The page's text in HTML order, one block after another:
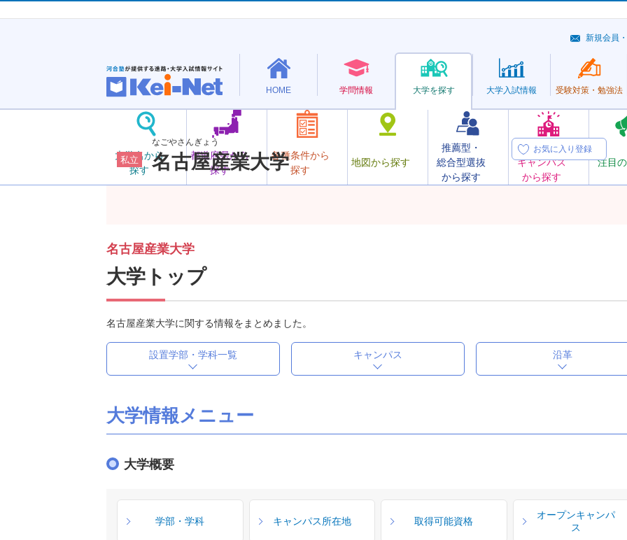
HOME 学問情報 大学を探す
大学名から
探す
都道府県から
探す
各種条件から
探す
地図から探す
推薦型・
総合型選抜
から探す
オープン
キャンパス
から探す
注目
大学入試情報 受験対策・ 勉強法
新規会員
私立
なごやさんぎょう
名古屋産業大学
お気に入り登録
名古屋産業大学
大学トップ
名古屋産業大学に関する情報をまとめました。
設置学部・学科一覧 キャンパス 沿革
大学情報メニュー
大学概要
学部・学科 キャンパス所在地 取得可能資格
オープンキャンパ
ス